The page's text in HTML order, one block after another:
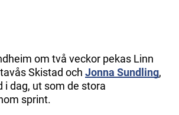
om två veckor pekas Linn
Skistad och Jonna Sundling,
i dag, ut som de stora
sprint.